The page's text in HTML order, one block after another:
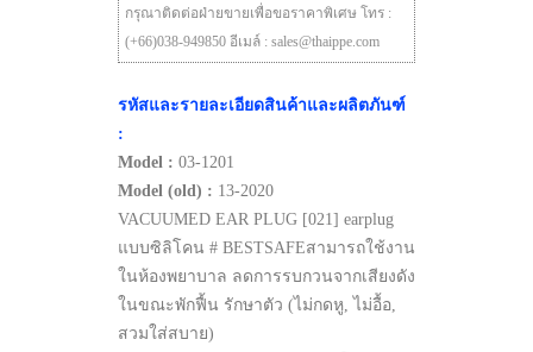
กรุณาติดต่อฝ่ายขายเพื่อขอราคาพิเศษ โทร :
(+66)038-949850 อีเมล์ : sales@thaippe.com
รหัสและรายละเอียดสินค้าและผลิตภันฑ์
:
Model : 03-1201
Model (old) : 13-2020
VACUUMED EAR PLUG [021] earplug
แบบซิลิโคน # BESTSAFEสามารถใช้งาน
ในห้องพยาบาล ลดการรบกวนจากเสียงดัง
ในขณะพักฟื้น รักษาตัว (ไม่กดหู, ไม่อื้อ,
สวมใส่สบาย)